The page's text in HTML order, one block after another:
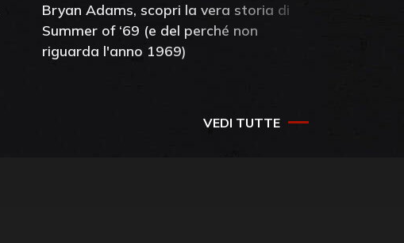
Bryan Adams, scopri la vera storia di
Summer of ‘69 (e del perché non
riguarda l'anno 1969)
VEDI TUTTE